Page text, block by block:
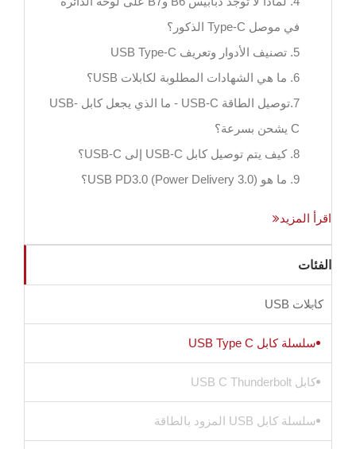
في موصل Type-C الذكور؟
5. تصنيف الأدوار وتعريف USB Type-C
6. ما هي الشهادات المطلوبة لكابلات USB؟
7.توصيل الطاقة USB-C - ما الذي يجعل كابل USB-
C يشحن بسرعة؟
8. كيف يتم توصيل كابل USB-C إلى USB-C؟
9. ما هو USB PD3.0 (Power Delivery 3.0)؟
اقرأ المزيد
الفئات
كابلات USB
سلسلة كابل USB Type C
كابل USB C Thunderbolt
سلسلة كابل USB المزود بالطاقة